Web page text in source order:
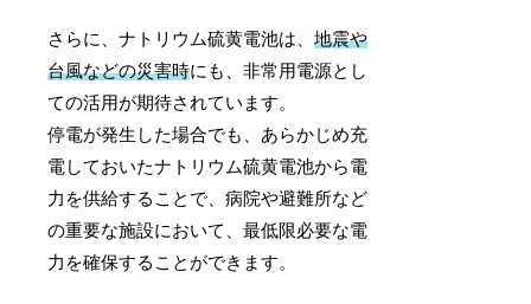
さらに、ナトリウム硫黄電池は、地震や
台風などの災害時にも、非常用電源とし
ての活用が期待されています。
停電が発生した場合でも、あらかじめ充
電しておいたナトリウム硫黄電池から電
力を供給することで、病院や避難所など
の重要な施設において、最低限必要な電
力を確保することができます。